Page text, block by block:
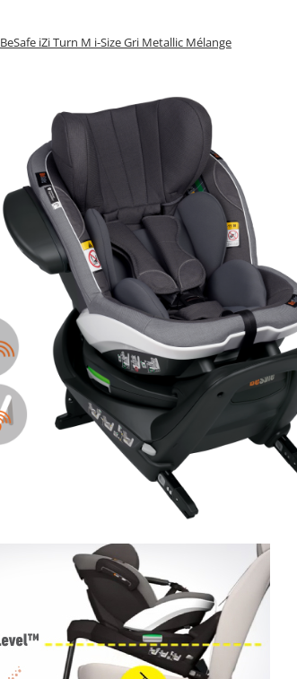
BeSafe iZi Turn M i-Size Gri Metallic Mélange